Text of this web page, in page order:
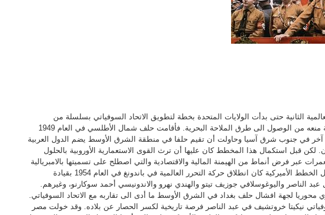
الثانية حتى بدأت الولايات المتحدة بخطة لتطويق الاتحاد السوفياتي بسلسلة من
الاحلاف العسكرية بغية منعه من الوصول الى طرق الملاحة البحرية. فأقامت حلف شمال الأطلسي في العام 1949
في جنوب شرق آسيا وحاولت أن تقيم حلفا في منطقة الشرق الأوسط يضم الدول العربية
لكن قبل استكمال هذا المخطط كان عليها أن ترث القوى الاستعمارية الأوروبية بالحلول
عبر فرض أنماط من الهيمنة المالية والاقتصادية والتي اصطلح على تسميتها بالامبريالية
الأميركية. لكن ما عرقل الخطط الأميركية كان انطلاق حركة التحرر العالمية في باندونغ في العام 1954 بقيادة
الناصر واليوغوسلافي جوزيف تيتو والهندي نهرو والاندونيسي أحمد سوكارنو، وغيرهم.
محوريا لجهة افشال حلف بغداد في الشرق الأوسط ما أدى الى تقاربه مع الاتحاد السوفياتي.
نيكيتا خروتشيف في عبد الناصر فرصة تاريخية لكسر الحصار عن بلاده. وقد خولت مصر